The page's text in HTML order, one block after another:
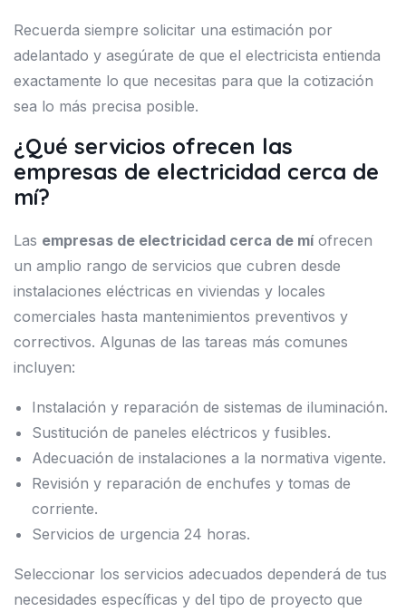
Recuerda siempre solicitar una estimación por
adelantado y asegúrate de que el electricista entienda
exactamente lo que necesitas para que la cotización
sea lo más precisa posible.
¿Qué servicios ofrecen las
empresas de electricidad cerca de
mí?
Las empresas de electricidad cerca de míofrecen
un amplio rango de servicios que cubren desde
instalaciones eléctricas en viviendas y locales
comerciales hasta mantenimientos preventivos y
correctivos. Algunas de las tareas más comunes
incluyen:
Instalación y reparación de sistemas de iluminación.
Sustitución de paneles eléctricos y fusibles.
Adecuación de instalaciones a la normativa vigente.
Revisión y reparación de enchufes y tomas de
corriente.
Servicios de urgencia 24 horas.
Seleccionar los servicios adecuados dependerá de tus
necesidades específicas y del tipo de proyecto que